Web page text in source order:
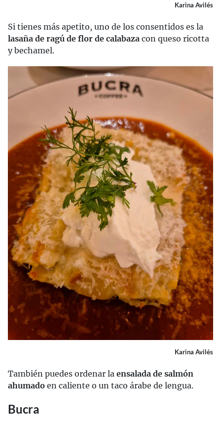
Karina Avilés
Si tienes más apetito, uno de los consentidos es la
lasaña de ragú de flor de calabaza con queso ricotta
y bechamel.
Karina Avilés
También puedes ordenar la ensalada de salmón
ahumado en caliente o un taco árabe de lengua.
Bucra